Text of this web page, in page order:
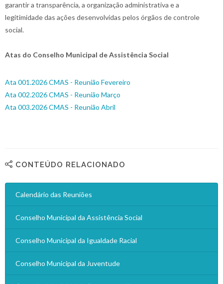
garantir a transparência, a organização administrativa e a
legitimidade das ações desenvolvidas pelos órgãos de controle
social.
Atas do Conselho Municipal de Assistência Social
Ata 001.2026 CMAS - Reunião Fevereiro
Ata 002.2026 CMAS - Reunião Março
Ata 003.2026 CMAS - Reunião Abril
CONTEÚDO RELACIONADO
Calendário das Reuniões
Conselho Municipal da Assistência Social
Conselho Municipal da Igualdade Racial
Conselho Municipal da Juventude